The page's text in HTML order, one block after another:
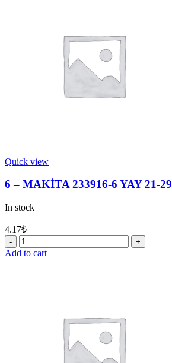
Quick view
6 – MAKİTA 233916-6 YAY 21-29
In stock
4.17₺
6
-
Add to cart